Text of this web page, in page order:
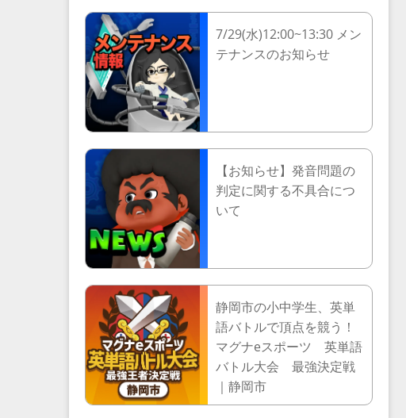
7/29(水)12:00~13:30 メン
テナンスのお知らせ
【お知らせ】発音問題の
判定に関する不具合につ
いて
静岡市の小中学生、英単
語バトルで頂点を競う！
マグナeスポーツ 英単語
バトル大会 最強決定戦
｜静岡市